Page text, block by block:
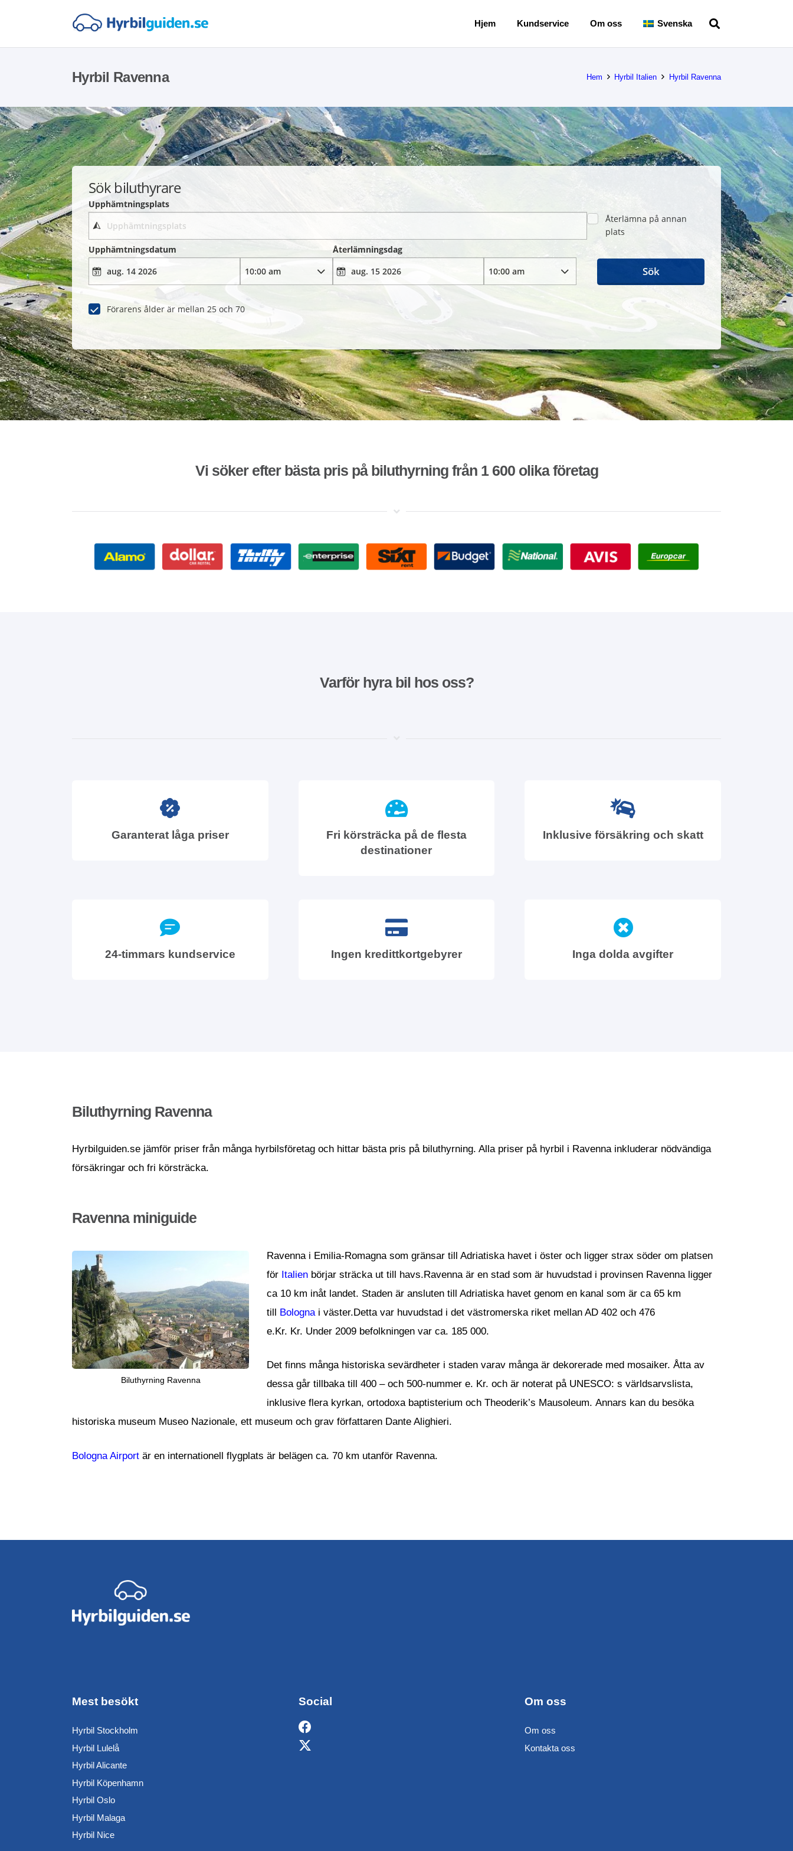
Hjem Kundservice Om oss Svenska
Hyrbil Ravenna Hem Hyrbil Italien Hyrbil Ravenna
Sök biluthyrare
Upphämtningsplats
Återlämna på annan
plats
Upphämtningsdatum
Återlämningsdag
Förarens ålder är mellan 25 och 70
Sök
Vi söker efter bästa pris på biluthyrning från 1 600 olika företag
Varför hyra bil hos oss?
Garanterat låga priser
Fri körsträcka på de flesta
destinationer
Inklusive försäkring och skatt
24-timmars kundservice Ingen kredittkortgebyrer Inga dolda avgifter
Biluthyrning Ravenna
Hyrbilguiden.se jämför priser från många hyrbilsföretag och hittar bästa pris på biluthyrning. Alla priser på hyrbil i Ravenna inkluderar nödvändiga
försäkringar och fri körsträcka.
Ravenna miniguide
Biluthyrning Ravenna
Ravenna i Emilia-Romagna som gränsar till Adriatiska havet i öster och ligger strax söder om platsen
för Italien börjar sträcka ut till havs.Ravenna är en stad som är huvudstad i provinsen Ravenna ligger
ca 10 km inåt landet. Staden är ansluten till Adriatiska havet genom en kanal som är ca 65 km
till Bolognai väster.Detta var huvudstad i det västromerska riket mellan AD 402 och 476
e.Kr. Kr. Under 2009 befolkningen var ca. 185 000.
Det finns många historiska sevärdheter i staden varav många är dekorerade med mosaiker. Åtta av
dessa går tillbaka till 400 – och 500-nummer e. Kr. och är noterat på UNESCO: s världsarvslista,
inklusive flera kyrkan, ortodoxa baptisterium och Theoderik’s Mausoleum. Annars kan du besöka
historiska museum Museo Nazionale, ett museum och grav författaren Dante Alighieri.
Bologna Airport är en internationell flygplats är belägen ca. 70 km utanför Ravenna.
Mest besökt
Hyrbil Stockholm
Hyrbil Lulelå
Hyrbil Alicante
Hyrbil Köpenhamn
Hyrbil Oslo
Hyrbil Malaga
Hyrbil Nice
Social Om oss
Om oss
Kontakta oss